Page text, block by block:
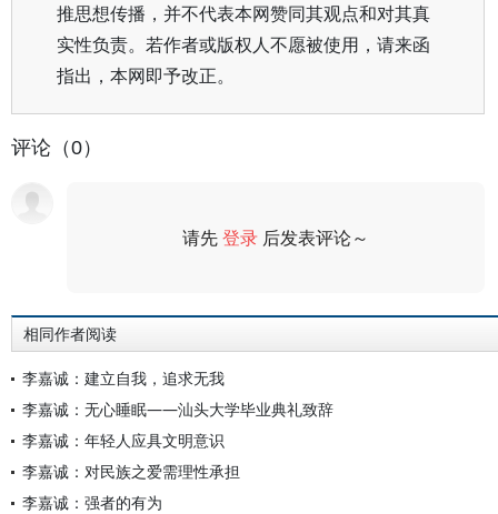
推思想传播，并不代表本网赞同其观点和对其真
实性负责。若作者或版权人不愿被使用，请来函
指出，本网即予改正。
评论（0）
请先登录 后发表评论～
相同作者阅读
李嘉诚：建立自我，追求无我
李嘉诚：无心睡眠——汕头大学毕业典礼致辞
李嘉诚：年轻人应具文明意识
李嘉诚：对民族之爱需理性承担
李嘉诚：强者的有为